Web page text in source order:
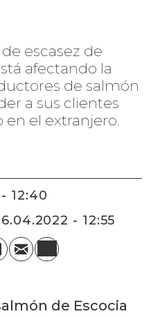
escasez de
afectando la
de salmón
a sus clientes
el extranjero.
- 12:40
06.04.2022 - 12:55
de Escocia